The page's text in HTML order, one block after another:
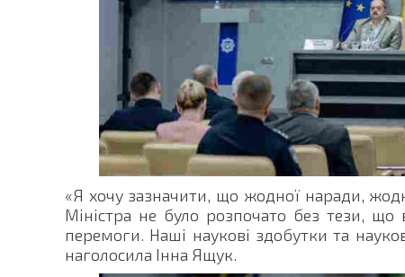
«Я хочу зазначити, що жодної наради,
Міністра не було розпочато без тези,
перемоги. Наші наукові здобутки та
наголосила Інна Ящук.